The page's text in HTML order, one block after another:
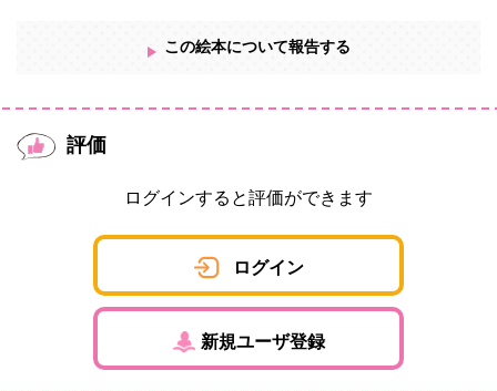
この絵本について報告する
評価
ログインすると評価ができます
ログイン
新規ユーザ登録